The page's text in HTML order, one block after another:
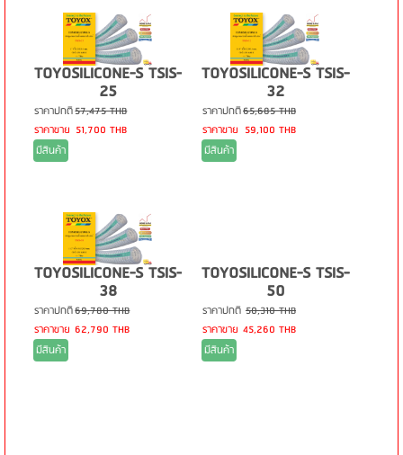
TOYOSILICONE-S TSIS-
25
ราคาปกติ57,475 THB
ราคาขาย 51,700 THB
มีสินค้า
TOYOSILICONE-S TSIS-
32
ราคาปกติ65,685 THB
ราคาขาย 59,100 THB
มีสินค้า
TOYOSILICONE-S TSIS-
38
ราคาปกติ69,780 THB
ราคาขาย 62,790 THB
มีสินค้า
TOYOSILICONE-S TSIS-
50
ราคาปกติ 50,310 THB
ราคาขาย 45,260 THB
มีสินค้า